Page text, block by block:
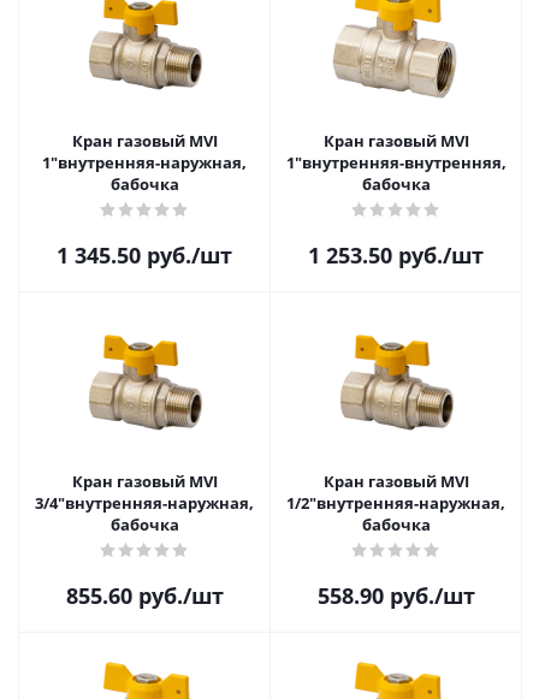
Кран газовый MVI
1"внутренняя-наружная,
бабочка
1 345.50 руб./шт
Кран газовый MVI
1"внутренняя-внутренняя,
бабочка
1 253.50 руб./шт
Кран газовый MVI
3/4"внутренняя-наружная,
бабочка
855.60руб./шт
Кран газовый MVI
1/2"внутренняя-наружная,
бабочка
558.90руб./шт